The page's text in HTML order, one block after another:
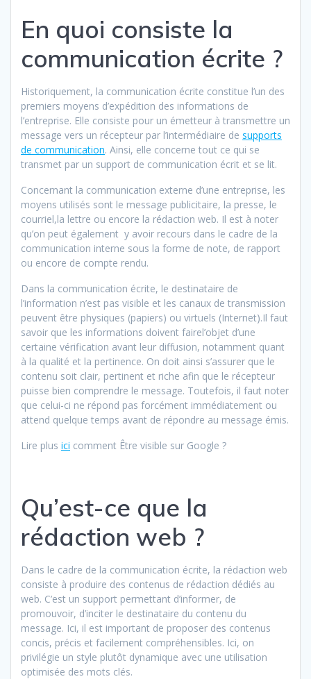
En quoi consiste la
communication écrite ?
Historiquement, la communication écrite constitue l’un des
premiers moyens d’expédition des informations de
l’entreprise. Elle consiste pour un émetteur à transmettre un
message vers un récepteur par l’intermédiaire de supports
de communication. Ainsi, elle concerne tout ce qui se
transmet par un support de communication écrit et se lit.
Concernant la communication externe d’une entreprise, les
moyens utilisés sont le message publicitaire, la presse, le
courriel,la lettre ou encore la rédaction web. Il est à noter
qu’on peut également y avoir recours dans le cadre de la
communication interne sous la forme de note, de rapport
ou encore de compte rendu.
Dans la communication écrite, le destinataire de
l’information n’est pas visible et les canaux de transmission
peuvent être physiques (papiers) ou virtuels (Internet).Il faut
savoir que les informations doivent fairel’objet d’une
certaine vérification avant leur diffusion, notamment quant
à la qualité et la pertinence. On doit ainsi s’assurer que le
contenu soit clair, pertinent et riche afin que le récepteur
puisse bien comprendre le message. Toutefois, il faut noter
que celui-ci ne répond pas forcément immédiatement ou
attend quelque temps avant de répondre au message émis.
Lire plus ici comment Être visible sur Google ?
Qu’est-ce que la
rédaction web ?
Dans le cadre de la communication écrite, la rédaction web
consiste à produire des contenus de rédaction dédiés au
web. C’est un support permettant d’informer, de
promouvoir, d’inciter le destinataire du contenu du
message. Ici, il est important de proposer des contenus
concis, précis et facilement compréhensibles. Ici, on
privilégie un style plutôt dynamique avec une utilisation
optimisée des mots clés.